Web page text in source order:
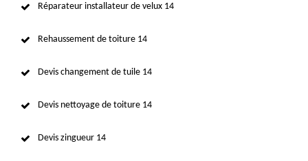
Réparateur installateur de velux 14
Rehaussement de toiture 14
Devis changement de tuile 14
Devis nettoyage de toiture 14
Devis zingueur 14